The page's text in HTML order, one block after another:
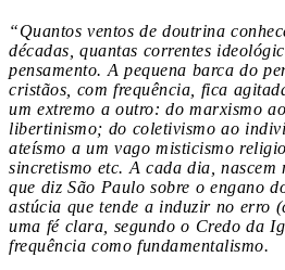
“Quantos ventos de doutrina
décadas, quantas correntes
pensamento. A pequena barca do
cristãos, com frequência, fica
um extremo a outro: do marxismo
libertinismo; do coletivismo ao
ateísmo a um vago misticismo
sincretismo etc. A cada dia, nascem
que diz São Paulo sobre o engano
astúcia que tende a induzir no erro
uma fé clara, segundo o Credo da
frequência como fundamentalismo.